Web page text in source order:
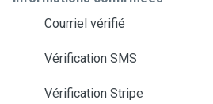
Courriel vérifié
Vérification SMS
Vérification Stripe